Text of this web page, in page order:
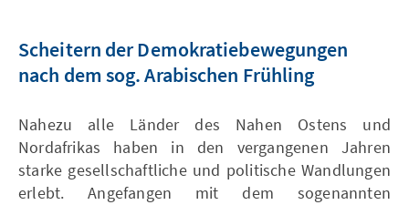
Scheitern der Demokratiebewegungen
nach dem sog. Arabischen Frühling
Nahezu alle Länder des Nahen Ostens und
Nordafrikas haben in den vergangenen Jahren
starke gesellschaftliche und politische Wandlungen
erlebt. Angefangen mit dem sogenannten